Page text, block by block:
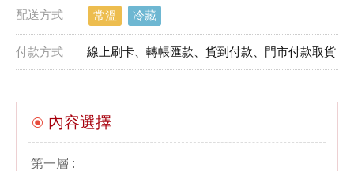
配送方式 常溫 冷藏
付款方式 線上刷卡、轉帳匯款、貨到付款、門市付款取貨
內容選擇
第一層 :